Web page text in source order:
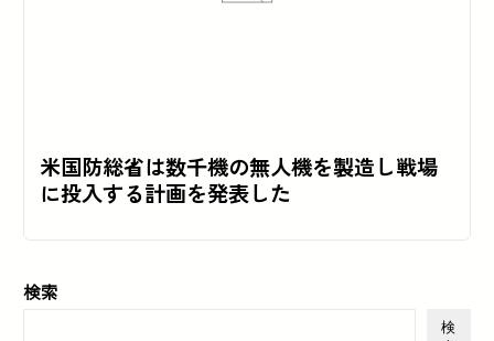
米国防総省は数千機の無人機を製造し戦場
に投入する計画を発表した
検索
検